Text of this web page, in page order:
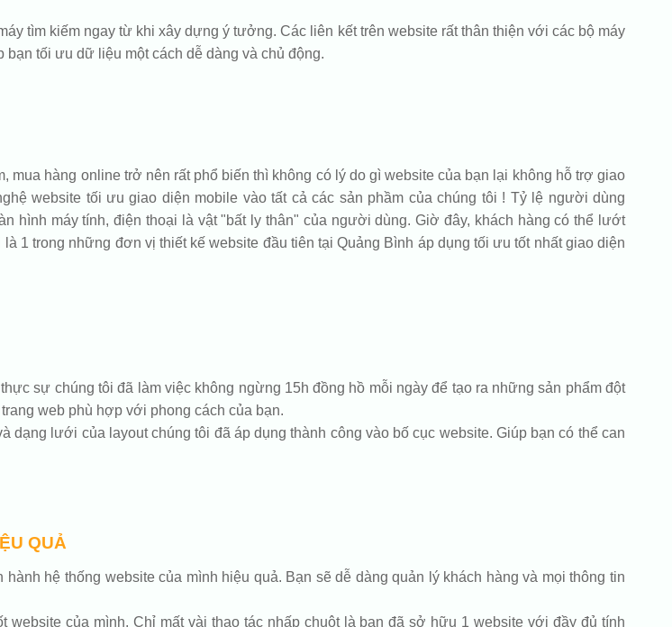
tìm kiếm ngay từ khi xây dựng ý tưởng. Các liên kết trên website rất thân thiện với các bộ máy
tối ưu dữ liệu một cách dễ dàng và chủ động.
mua hàng online trở nên rất phổ biến thì không có lý do gì website của bạn lại không hỗ trợ giao
website tối ưu giao diện mobile vào tất cả các sản phầm của chúng tôi ! Tỷ lệ người dùng
hình máy tính, điện thoại là vật "bất ly thân" của người dùng. Giờ đây, khách hàng có thể lướt
1 trong những đơn vị thiết kế website đầu tiên tại Quảng Bình áp dụng tối ưu tốt nhất giao diện
sự chúng tôi đã làm việc không ngừng 15h đồng hồ mỗi ngày để tạo ra những sản phẩm đột
web phù hợp với phong cách của bạn.
lưới của layout chúng tôi đã áp dụng thành công vào bố cục website. Giúp bạn có thể can
QUẢ
hệ thống website của mình hiệu quả. Bạn sẽ dễ dàng quản lý khách hàng và mọi thông tin
của mình. Chỉ mất vài thao tác nhấp chuột là bạn đã sở hữu 1 website với đầy đủ tính